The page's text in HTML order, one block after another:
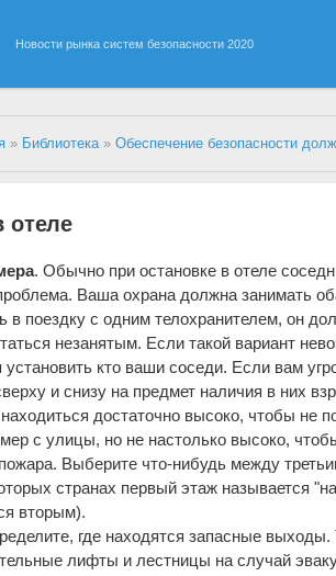
Новости рынка систем безопасности 2020
» Библиотека» Обеспечение безопасности
отеле
. Обычно при остановке в отеле
Ваша охрана должна занимать
в поездку с одним телохранителем, он
незанятым. Если такой вариант
кто ваши соседи. Если вам
и снизу на предмет наличия в них
достаточно высоко, чтобы не
с улицы, но не настолько высоко,
Выберите что-нибудь между
странах первый этаж называется
вторым).
где находятся запасные выходы.
лифты и лестницы на случай